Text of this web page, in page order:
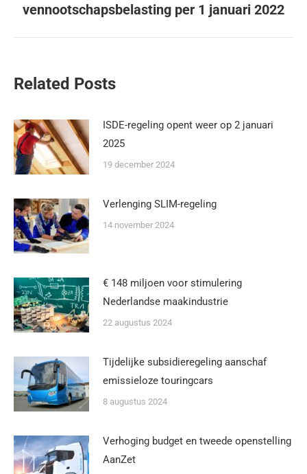
vennootschapsbelasting per 1 januari 2022
Related Posts
ISDE-regeling opent weer op 2 januari
2025
19 december 2024
Verlenging SLIM-regeling
14 november 2024
€ 148 miljoen voor stimulering
Nederlandse maakindustrie
22 augustus 2024
Tijdelijke subsidieregeling aanschaf
emissieloze touringcars
8 augustus 2024
Verhoging budget en tweede openstelling
AanZet